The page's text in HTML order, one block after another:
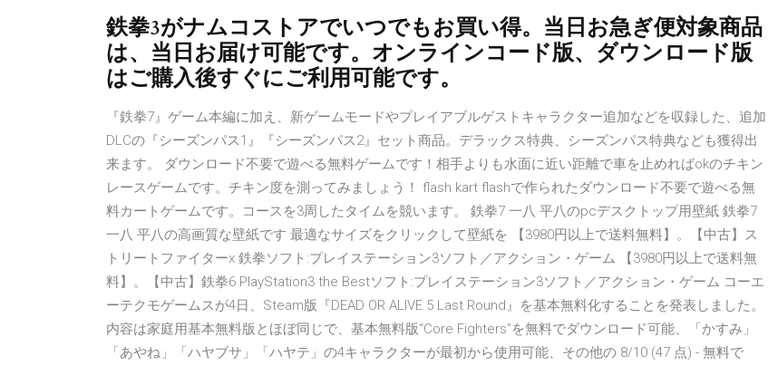
鉄拳3がナムコストアでいつでもお買い得。当日お急ぎ便対象商品
は、当日お届け可能です。オンラインコード版、ダウンロード版
はご購入後すぐにご利用可能です。
『鉄拳7』ゲーム本編に加え、新ゲームモードやプレイアブルゲストキャラクター追加などを収録した、追加
DLCの『シーズンパス1』『シーズンパス2』セット商品。デラックス特典、シーズンパス特典なども獲得出
来ます。 ダウンロード不要で遊べる無料ゲームです！相手よりも水面に近い距離で車を止めればokのチキン
レースゲームです。チキン度を測ってみましょう！ flash kart flashで作られたダウンロード不要で遊べる無
料カートゲームです。コースを3周したタイムを競います。 鉄拳7 一八 平八のpcデスクトップ用壁紙 鉄拳7
一八 平八の高画質な壁紙です 最適なサイズをクリックして壁紙を 【3980円以上で送料無料】。【中古】ス
トリートファイターx 鉄拳ソフト:プレイステーション3ソフト／アクション・ゲーム 【3980円以上で送料無
料】。【中古】鉄拳6 PlayStation3 the Bestソフト:プレイステーション3ソフト／アクション・ゲーム コーエ
ーテクモゲームスが4日、Steam版『DEAD OR ALIVE 5 Last Round』を基本無料化することを発表しました。
内容は家庭用基本無料版とほぼ同じで、基本無料版“Core Fighters”を無料でダウンロード可能、「かすみ」
「あやね」「ハヤブサ」「ハヤテ」の4キャラクターが最初から使用可能、その他の 8/10 (47 点) - 無料で